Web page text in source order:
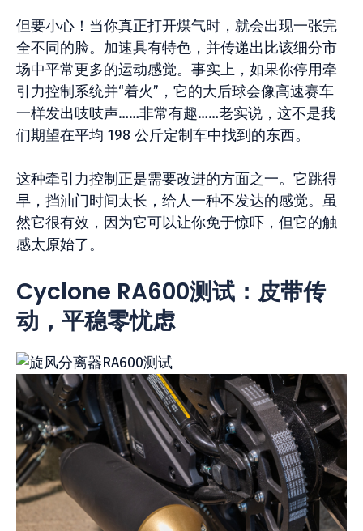
但要小心！当你真正打开煤气时，就会出现一张完
全不同的脸。加速具有特色，并传递出比该细分市
场中平常更多的运动感觉。事实上，如果你停用牵
引力控制系统并“着火”，它的大后球会像高速赛车
一样发出吱吱声……非常有趣……老实说，这不是我
们期望在平均 198 公斤定制车中找到的东西。
这种牵引力控制正是需要改进的方面之一。它跳得
早，挡油门时间太长，给人一种不发达的感觉。虽
然它很有效，因为它可以让你免于惊吓，但它的触
感太原始了。
Cyclone RA600测试：皮带传
动，平稳零忧虑